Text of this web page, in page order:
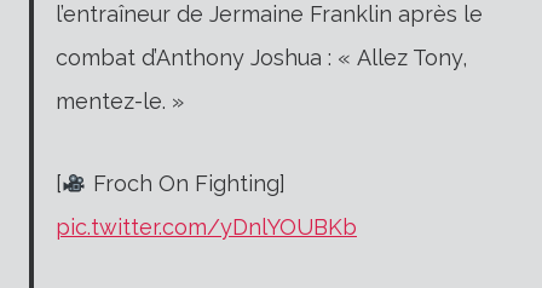
l’entraîneur de Jermaine Franklin après le
combat d’Anthony Joshua : « Allez Tony,
mentez-le. »
[
Froch On Fighting]
pic.twitter.com/yDnlYOUBKb